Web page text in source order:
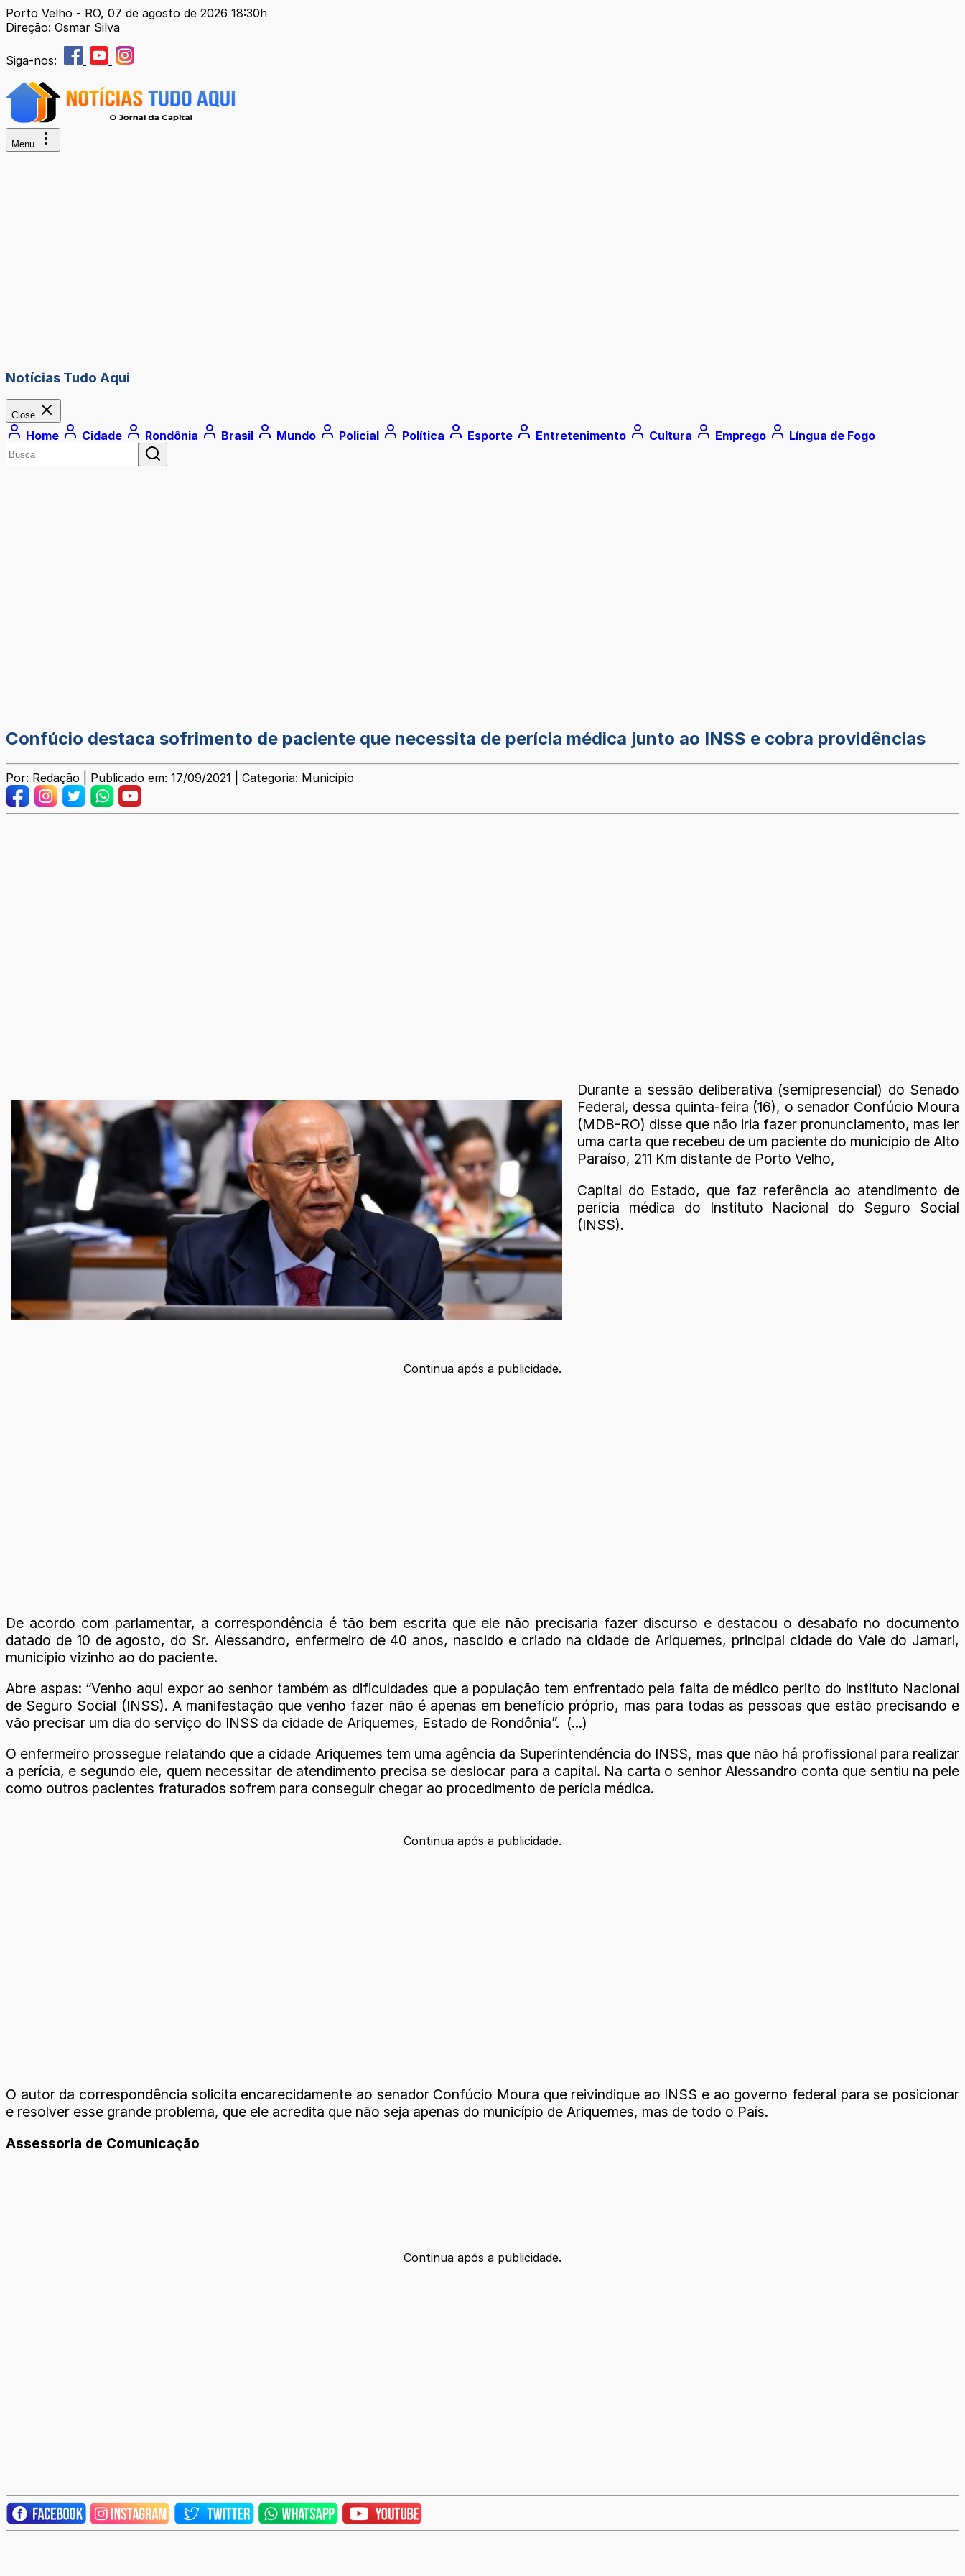
Porto Velho - RO, 07 de agosto de 2026 18:30h
Direção: Osmar Silva
Siga-nos:
Menu
Notícias Tudo Aqui
Close
Home Cidade Rondônia Brasil Mundo Policial Política Esporte Entretenimento Cultura Emprego Língua de Fogo
Confúcio destaca sofrimento de paciente que necessita de perícia médica junto ao INSS e cobra providências
Por: Redação | Publicado em: 17/09/2021 | Categoria: Municipio
Durante a sessão deliberativa (semipresencial) do Senado
Federal, dessa quinta-feira (16), o senador Confúcio Moura
(MDB-RO) disse que não iria fazer pronunciamento, mas ler
uma carta que recebeu de um paciente do município de Alto
Paraíso, 211 Km distante de Porto Velho,
Capital do Estado, que faz referência ao atendimento de
perícia médica do Instituto Nacional do Seguro Social
(INSS).
Continua após a publicidade.
De acordo com parlamentar, a correspondência é tão bem escrita que ele não precisaria fazer discurso e destacou o desabafo no documento
datado de 10 de agosto, do Sr. Alessandro, enfermeiro de 40 anos, nascido e criado na cidade de Ariquemes, principal cidade do Vale do Jamari,
município vizinho ao do paciente.
Abre aspas: “Venho aqui expor ao senhor também as dificuldades que a população tem enfrentado pela falta de médico perito do Instituto Nacional
de Seguro Social (INSS). A manifestação que venho fazer não é apenas em benefício próprio, mas para todas as pessoas que estão precisando e
vão precisar um dia do serviço do INSS da cidade de Ariquemes, Estado de Rondônia”. (...)
O enfermeiro prossegue relatando que a cidade Ariquemes tem uma agência da Superintendência do INSS, mas que não há profissional para realizar
a perícia, e segundo ele, quem necessitar de atendimento precisa se deslocar para a capital. Na carta o senhor Alessandro conta que sentiu na pele
como outros pacientes fraturados sofrem para conseguir chegar ao procedimento de perícia médica.
Continua após a publicidade.
O autor da correspondência solicita encarecidamente ao senador Confúcio Moura que reivindique ao INSS e ao governo federal para se posicionar
e resolver esse grande problema, que ele acredita que não seja apenas do município de Ariquemes, mas de todo o País.
Assessoria de Comunicação
Continua após a publicidade.